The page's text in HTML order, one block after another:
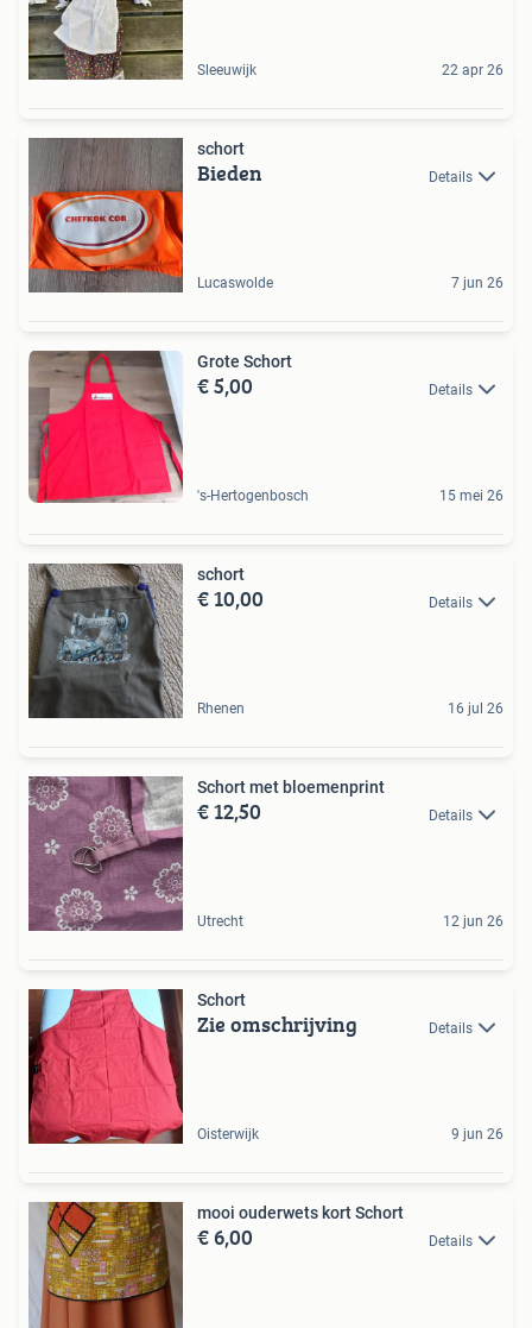
Sleeuwijk 22 apr 26
schort
Bieden Details
Lucaswolde 7 jun 26
Grote Schort
€ 5,00 Details
's-Hertogenbosch 15 mei 26
schort
€ 10,00 Details
Rhenen 16 jul 26
Schort met bloemenprint
€ 12,50 Details
Utrecht 12 jun 26
Schort
Zie omschrijving Details
Oisterwijk 9 jun 26
mooi ouderwets kort Schort
€ 6,00 Details